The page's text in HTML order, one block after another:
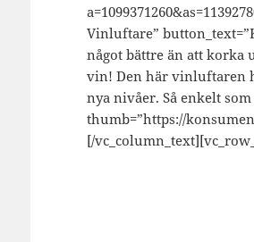
Vinluftare”
något bättre än att korka
vin! Den här vinluftaren
nya nivåer. Så enkelt
thumb=”https://
[/